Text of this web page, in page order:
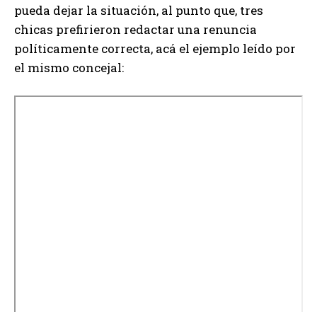
pueda dejar la situación, al punto que, tres
chicas prefirieron redactar una renuncia
políticamente correcta, acá el ejemplo leído por
el mismo concejal: